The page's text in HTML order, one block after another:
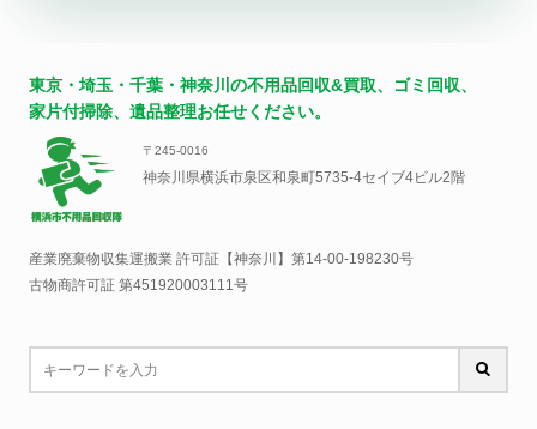
東京・埼玉・千葉・神奈川の不用品回収&買取、ゴミ回収、
家片付掃除、遺品整理お任せください。
〒245-0016
神奈川県横浜市泉区和泉町5735-4セイブ4ビル2階
産業廃棄物収集運搬業 許可証【神奈川】 第14-00-198230号
古物商許可証 第451920003111号